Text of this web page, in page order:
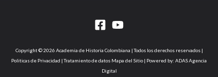
Copyright © 2026 Academia de Historia Colombiana | Todos los derechos reservados |
Politicas de Privacidad | Tratamiento de datos Mapa del Sitio | Powered by: ADAS Agencia
Digital